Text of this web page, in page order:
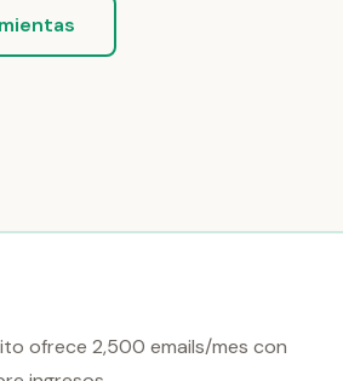
ofrece 2,500 emails/mes con